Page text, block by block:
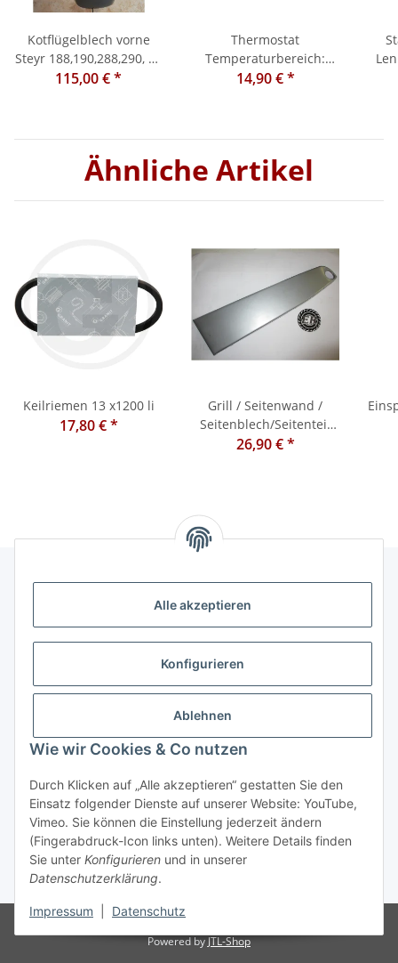
Alle akzeptieren
Konfigurieren
Ablehnen
Wie wir Cookies & Co nutzen
Durch Klicken auf „Alle akzeptieren“ gestatten Sie den
Einsatz folgender Dienste auf unserer Website: YouTube,
Vimeo. Sie können die Einstellung jederzeit ändern
(Fingerabdruck-Icon links unten). Weitere Details finden
Sie unter Konfigurieren und in unserer
Datenschutzerklärung.
Impressum Datenschutz
Kotflügelblech vorne
Steyr 188,190,288,290, 16
Zoll
115,00 €*
Thermostat
Temperaturbereich:
+82°C- +87°C, AØ 54mm,
14,90 €*
Ähnliche Artikel
Keilriemen 13 x1200 li
17,80 €*
Grill / Seitenwand /
Seitenblech/Seitenteil
links Maße: 14", MF 135,
26,90 €*
Gesetzliche Informationen
* Alle Preise inkl. gesetzlicher USt., zzgl.
Powered byJTL-Shop